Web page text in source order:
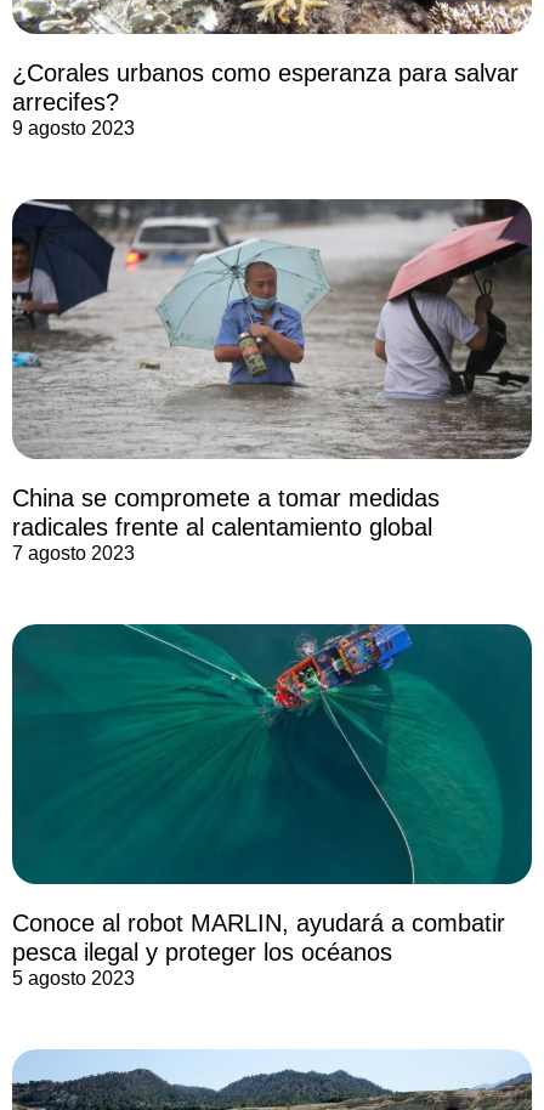
¿Corales urbanos como esperanza para salvar
arrecifes?
9 agosto 2023
China se compromete a tomar medidas
radicales frente al calentamiento global
7 agosto 2023
Conoce al robot MARLIN, ayudará a combatir
pesca ilegal y proteger los océanos
5 agosto 2023